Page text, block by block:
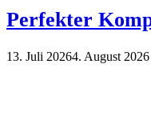
Perfekter
13. Juli 20264. August 2026